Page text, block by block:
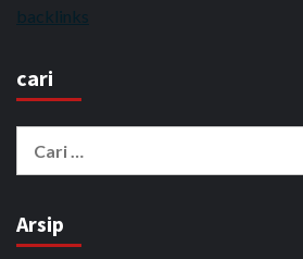
backlinks
cari
Arsip